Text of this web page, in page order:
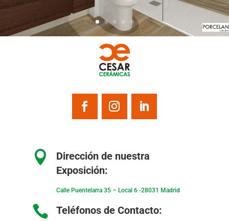

Dirección de nuestra
Exposición:
Calle Puentelarra 35 – Local 6 -28031 Madrid
 Teléfonos de Contacto: